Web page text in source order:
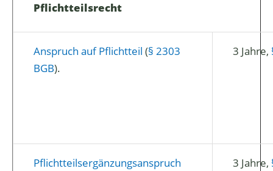
Pflichtteilsrecht
Anspruch auf Pflichtteil (§ 2303
BGB).
3 Jahre,
Pflichtteilsergänzungsanspruch
3 Jahre,